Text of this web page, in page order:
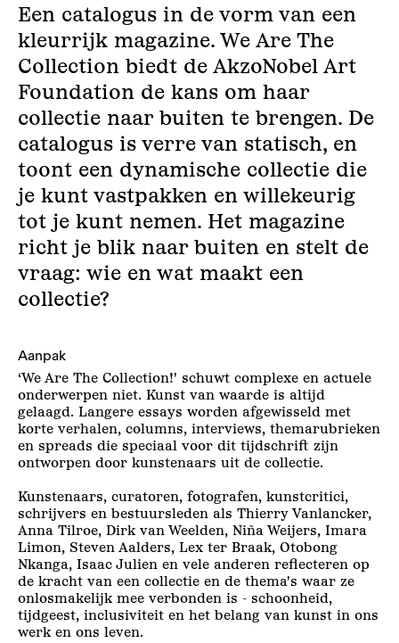
Een catalogus in de vorm van een
kleurrijk magazine. We Are The
Collection biedt de AkzoNobel Art
Foundation de kans om haar
collectie naar buiten te brengen. De
catalogus is verre van statisch, en
toont een dynamische collectie die
je kunt vastpakken en willekeurig
tot je kunt nemen. Het magazine
richt je blik naar buiten en stelt de
vraag: wie en wat maakt een
collectie?
Aanpak
‘We Are The Collection!' schuwt complexe en actuele
onderwerpen niet. Kunst van waarde is altijd
gelaagd. Langere essays worden afgewisseld met
korte verhalen, columns, interviews, themarubrieken
en spreads die speciaal voor dit tijdschrift zijn
ontworpen door kunstenaars uit de collectie.
Kunstenaars, curatoren, fotografen, kunstcritici,
schrijvers en bestuursleden als Thierry Vanlancker,
Anna Tilroe, Dirk van Weelden, Niña Weijers, Imara
Limon, Steven Aalders, Lex ter Braak, Otobong
Nkanga, Isaac Julien en vele anderen reflecteren op
de kracht van een collectie en de thema's waar ze
onlosmakelijk mee verbonden is - schoonheid,
tijdgeest, inclusiviteit en het belang van kunst in ons
werk en ons leven.